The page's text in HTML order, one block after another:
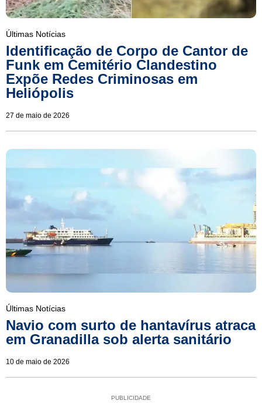
Últimas Notícias
Identificação de Corpo de Cantor de
Funk em Cemitério Clandestino
Expõe Redes Criminosas em
Heliópolis
27 de maio de 2026
Últimas Notícias
Navio com surto de hantavírus atraca
em Granadilla sob alerta sanitário
10 de maio de 2026
PUBLICIDADE